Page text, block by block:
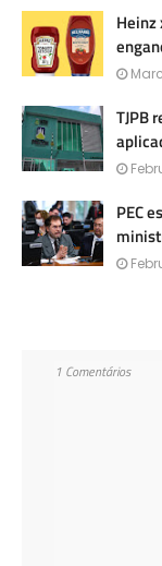
TJPB
PEC
1 Comentários